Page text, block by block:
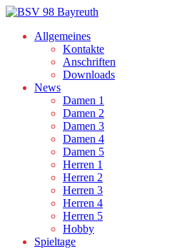
Allgemeines
Kontakte
Anschriften
Downloads
News
Damen 1
Damen 2
Damen 3
Damen 4
Damen 5
Herren 1
Herren 2
Herren 3
Herren 4
Herren 5
Hobby
Spieltage